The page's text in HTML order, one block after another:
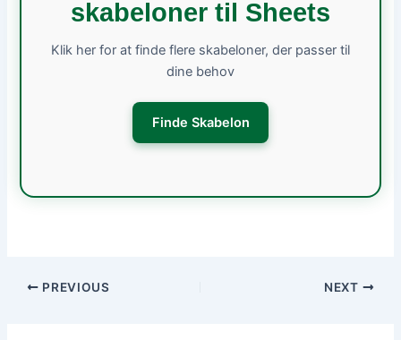
skabeloner til Sheets
Klik her for at finde flere skabeloner, der passer til
dine behov
Finde Skabelon
PREVIOUS NEXT